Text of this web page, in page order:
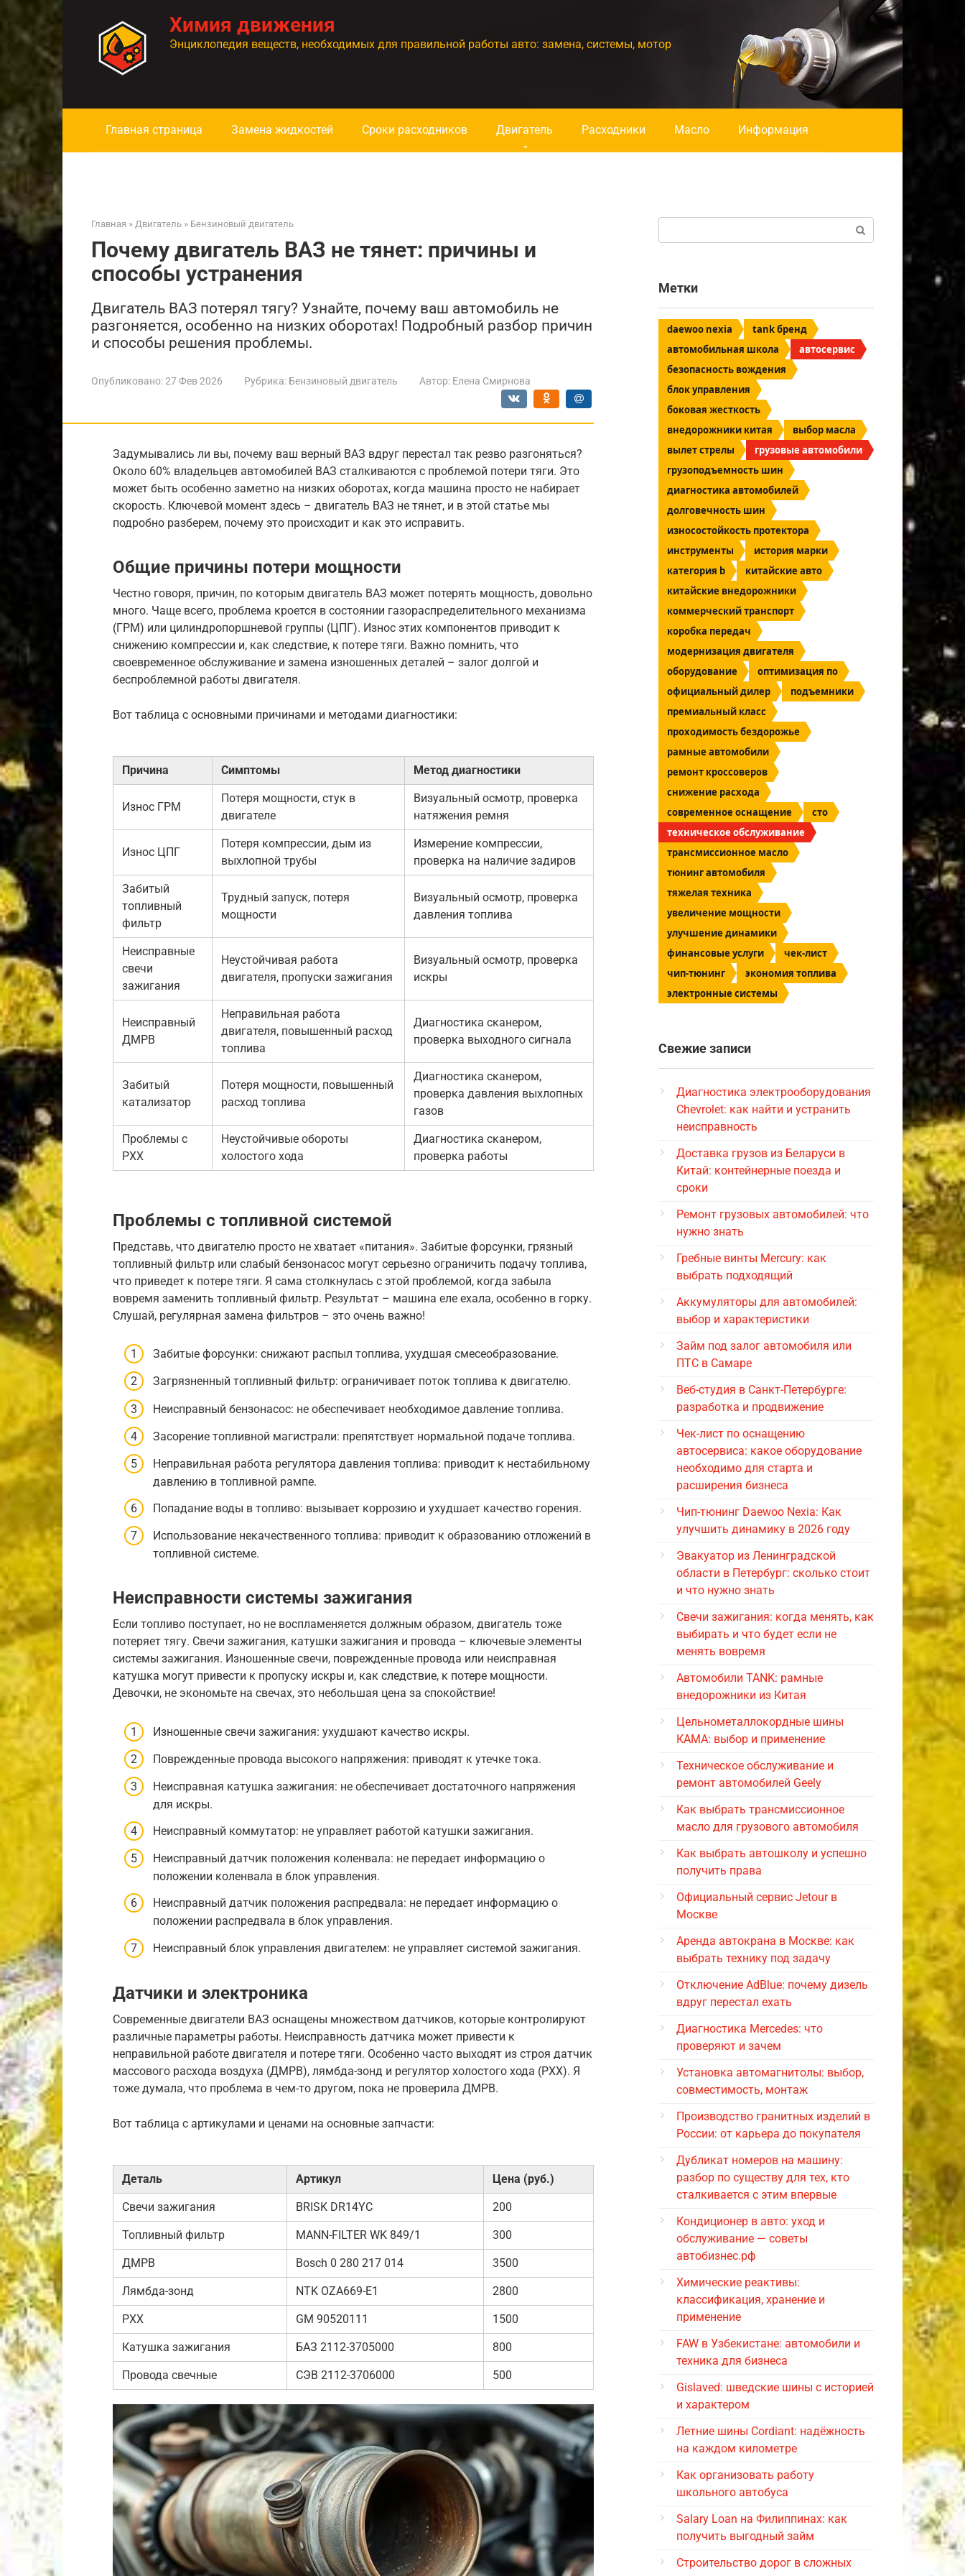
контенту
Химия движения
Энциклопедия веществ, необходимых для правильной работы авто: замена, системы, мотор
Главная страница Замена жидкостей Сроки расходников Двигатель Расходники Масло Информация
Главная » Двигатель » Бензиновый двигатель
Почему двигатель ВАЗ не тянет: причины и
способы устранения
Двигатель ВАЗ потерял тягу? Узнайте, почему ваш автомобиль не
разгоняется, особенно на низких оборотах! Подробный разбор причин
и способы решения проблемы.
Опубликовано:27 Фев 2026 Рубрика: Бензиновый двигатель Автор: Елена Смирнова
Задумывались ли вы, почему ваш верный ВАЗ вдруг перестал так резво разгоняться?
Около 60% владельцев автомобилей ВАЗ сталкиваются с проблемой потери тяги. Это
может быть особенно заметно на низких оборотах, когда машина просто не набирает
скорость. Ключевой момент здесь – двигатель ВАЗ не тянет, и в этой статье мы
подробно разберем, почему это происходит и как это исправить.
Общие причины потери мощности
Честно говоря, причин, по которым двигатель ВАЗ может потерять мощность, довольно
много. Чаще всего, проблема кроется в состоянии газораспределительного механизма
(ГРМ) или цилиндропоршневой группы (ЦПГ). Износ этих компонентов приводит к
снижению компрессии и, как следствие, к потере тяги. Важно помнить, что
своевременное обслуживание и замена изношенных деталей – залог долгой и
беспроблемной работы двигателя.
Вот таблица с основными причинами и методами диагностики:
Причина Симптомы Метод диагностики
Износ ГРМ
Потеря мощности, стук в
двигателе
Визуальный осмотр, проверка
натяжения ремня
Износ ЦПГ
Потеря компрессии, дым из
выхлопной трубы
Измерение компрессии,
проверка на наличие задиров
Забитый
топливный
фильтр
Трудный запуск, потеря
мощности
Визуальный осмотр, проверка
давления топлива
Неисправные
свечи
зажигания
Неустойчивая работа
двигателя, пропуски зажигания
Визуальный осмотр, проверка
искры
Неисправный
ДМРВ
Неправильная работа
двигателя, повышенный расход
топлива
Диагностика сканером,
проверка выходного сигнала
Забитый
катализатор
Потеря мощности, повышенный
расход топлива
Диагностика сканером,
проверка давления выхлопных
газов
Проблемы с
РХХ
Неустойчивые обороты
холостого хода
Диагностика сканером,
проверка работы
Проблемы с топливной системой
Представь, что двигателю просто не хватает «питания». Забитые форсунки, грязный
топливный фильтр или слабый бензонасос могут серьезно ограничить подачу топлива,
что приведет к потере тяги. Я сама столкнулась с этой проблемой, когда забыла
вовремя заменить топливный фильтр. Результат – машина еле ехала, особенно в горку.
Слушай, регулярная замена фильтров – это очень важно!
Забитые форсунки: снижают распыл топлива, ухудшая смесеобразование.
Загрязненный топливный фильтр: ограничивает поток топлива к двигателю.
Неисправный бензонасос: не обеспечивает необходимое давление топлива.
Засорение топливной магистрали: препятствует нормальной подаче топлива.
Неправильная работа регулятора давления топлива: приводит к нестабильному
давлению в топливной рампе.
Попадание воды в топливо: вызывает коррозию и ухудшает качество горения.
Использование некачественного топлива: приводит к образованию отложений в
топливной системе.
Неисправности системы зажигания
Если топливо поступает, но не воспламеняется должным образом, двигатель тоже
потеряет тягу. Свечи зажигания, катушки зажигания и провода – ключевые элементы
системы зажигания. Изношенные свечи, поврежденные провода или неисправная
катушка могут привести к пропуску искры и, как следствие, к потере мощности.
Девочки, не экономьте на свечах, это небольшая цена за спокойствие!
Изношенные свечи зажигания: ухудшают качество искры.
Поврежденные провода высокого напряжения: приводят к утечке тока.
Неисправная катушка зажигания: не обеспечивает достаточного напряжения
для искры.
Неисправный коммутатор: не управляет работой катушки зажигания.
Неисправный датчик положения коленвала: не передает информацию о
положении коленвала в блок управления.
Неисправный датчик положения распредвала: не передает информацию о
положении распредвала в блок управления.
Неисправный блок управления двигателем: не управляет системой зажигания.
Датчики и электроника
Современные двигатели ВАЗ оснащены множеством датчиков, которые контролируют
различные параметры работы. Неисправность датчика может привести к
неправильной работе двигателя и потере тяги. Особенно часто выходят из строя датчик
массового расхода воздуха (ДМРВ), лямбда-зонд и регулятор холостого хода (РХХ). Я
тоже думала, что проблема в чем-то другом, пока не проверила ДМРВ.
Вот таблица с артикулами и ценами на основные запчасти:
Деталь Артикул Цена (руб.)
Свечи зажигания BRISK DR14YC 200
Топливный фильтр MANN-FILTER WK 849/1 300
ДМРВ Bosch 0 280 217 014 3500
Лямбда-зонд NTK OZA669-E1 2800
РХХ GM 90520111 1500
Катушка зажигания БАЗ 2112-3705000 800
Провода свечные СЭВ 2112-3706000 500
Метки
daewoo nexia
tank бренд
автомобильная школа
автосервис
безопасность вождения
блок управления
боковая жесткость
внедорожники китая
выбор масла
вылет стрелы
грузовые автомобили
грузоподъемность шин
диагностика автомобилей
долговечность шин
износостойкость протектора
инструменты
история марки
категория b
китайские авто
китайские внедорожники
коммерческий транспорт
коробка передач
модернизация двигателя
оборудование
оптимизация по
официальный дилер
подъемники
премиальный класс
проходимость бездорожье
рамные автомобили
ремонт кроссоверов
снижение расхода
современное оснащение
сто
техническое обслуживание
трансмиссионное масло
тюнинг автомобиля
тяжелая техника
увеличение мощности
улучшение динамики
финансовые услуги
чек-лист
чип-тюнинг
экономия топлива
электронные системы
Свежие записи
Диагностика электрооборудования
Chevrolet: как найти и устранить
неисправность
Доставка грузов из Беларуси в
Китай: контейнерные поезда и
сроки
Ремонт грузовых автомобилей: что
нужно знать
Гребные винты Mercury: как
выбрать подходящий
Аккумуляторы для автомобилей:
выбор и характеристики
Займ под залог автомобиля или
ПТС в Самаре
Веб-студия в Санкт-Петербурге:
разработка и продвижение
Чек-лист по оснащению
автосервиса: какое оборудование
необходимо для старта и
расширения бизнеса
Чип-тюнинг Daewoo Nexia: Как
улучшить динамику в 2026 году
Эвакуатор из Ленинградской
области в Петербург: сколько стоит
и что нужно знать
Свечи зажигания: когда менять, как
выбирать и что будет если не
менять вовремя
Автомобили TANK: рамные
внедорожники из Китая
Цельнометаллокордные шины
КАМА: выбор и применение
Техническое обслуживание и
ремонт автомобилей Geely
Как выбрать трансмиссионное
масло для грузового автомобиля
Как выбрать автошколу и успешно
получить права
Официальный сервис Jetour в
Москве
Аренда автокрана в Москве: как
выбрать технику под задачу
Отключение AdBlue: почему дизель
вдруг перестал ехать
Диагностика Mercedes: что
проверяют и зачем
Установка автомагнитолы: выбор,
совместимость, монтаж
Производство гранитных изделий в
России: от карьера до покупателя
Дубликат номеров на машину:
разбор по существу для тех, кто
сталкивается с этим впервые
Кондиционер в авто: уход и
обслуживание — советы
автобизнес.рф
Химические реактивы:
классификация, хранение и
применение
FAW в Узбекистане: автомобили и
техника для бизнеса
Gislaved: шведские шины с историей
и характером
Летние шины Cordiant: надёжность
на каждом километре
Как организовать работу
школьного автобуса
Salary Loan на Филиппинах: как
получить выгодный займ
Строительство дорог в сложных